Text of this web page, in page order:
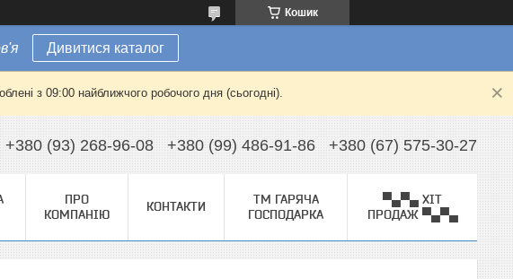
Кошик
Дивитися каталог
з 09:00 найближчого робочого дня (сьогодні).
+380 (93) 268-96-08 +380 (99) 486-91-86 +380 (67) 575-30-27
ПРО
КОМПАНІЮ
КОНТАКТИ
ТМ ГАРЯЧА
ГОСПОДАРКА
▀▄▀▄ ХІТ
ПРОДАЖ ▀▄▀▄